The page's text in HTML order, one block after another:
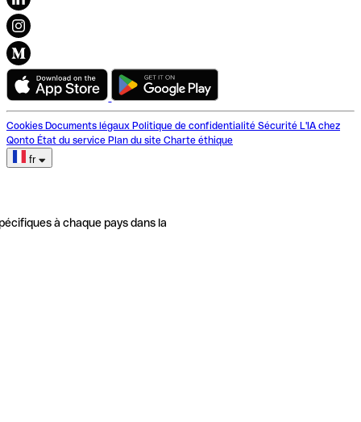
Cookies Documents légaux Politique de confidentialité Sécurité L'IA chez
Qonto État du service Plan du site Charte éthique
fr
à chaque pays dans la